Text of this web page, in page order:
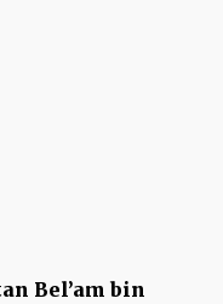
Bel’am bin